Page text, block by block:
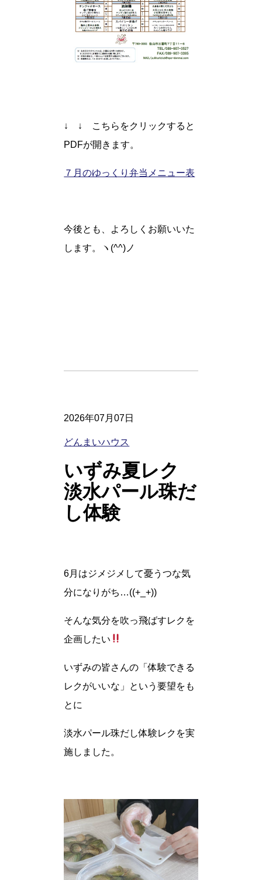
↓ ↓ こちらをクリックすると
PDFが開きます。
７月のゆっくり弁当メニュー表
今後とも、よろしくお願いいた
します。ヽ(^^)ノ
2026年07月07日
どんまいハウス
いずみ夏レク
淡水パール珠だ
し体験
6月はジメジメして憂うつな気
分になりがち…((+_+))
そんな気分を吹っ飛ばすレクを
企画したい
いずみの皆さんの「体験できる
レクがいいな」という要望をも
とに
淡水パール珠だし体験レクを実
施しました。